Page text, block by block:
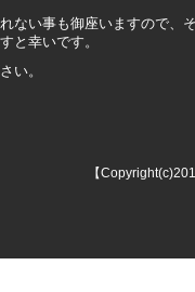
ない事も御座いますので、
と幸いです。
い。
【